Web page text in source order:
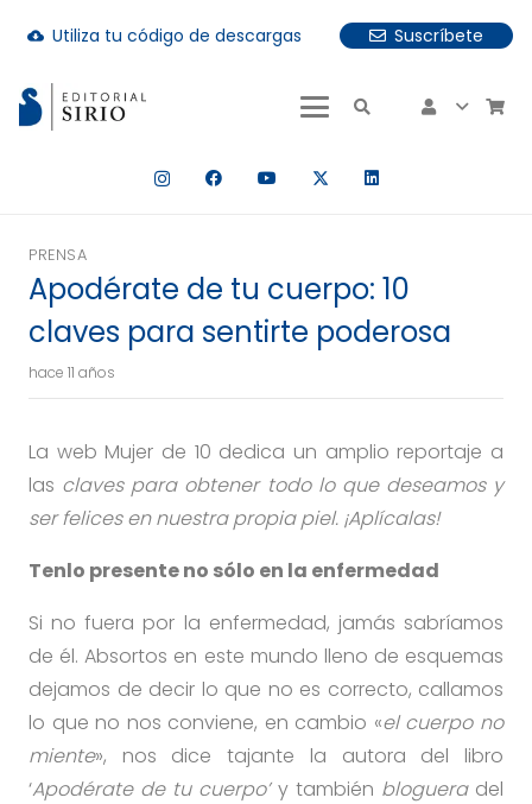
cloud_download Utiliza tu código de descargas
Suscríbete
hay resultados autocompletados, puedes utilizar las
PRENSA
Apodérate de tu cuerpo: 10
claves para sentirte poderosa
hace 11 años
La web Mujer de 10 dedica un amplio reportaje a
las claves para obtener todo lo que deseamos y
ser felices en nuestra propia piel. ¡Aplícalas!
Tenlo presente no sólo en la enfermedad
Si no fuera por la enfermedad, jamás sabríamos
de él. Absortos en este mundo lleno de esquemas
dejamos de decir lo que no es correcto, callamos
lo que no nos conviene, en cambio «el cuerpo no
miente», nos dice tajante la autora del libro
‘Apodérate de tu cuerpo’y también blogueradel